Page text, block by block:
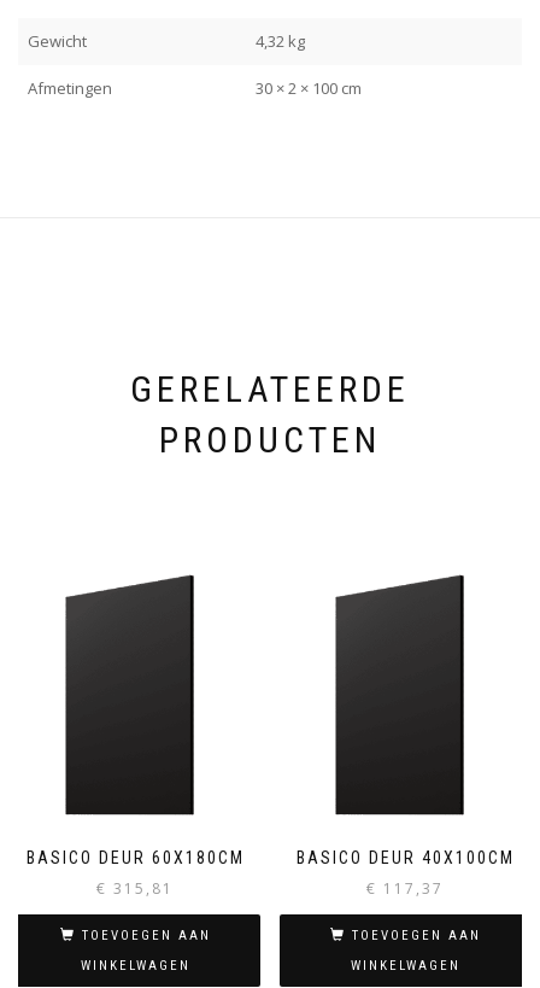
Gewicht 4,32 kg
Afmetingen 30 × 2 × 100 cm
GERELATEERDE
PRODUCTEN
BASICO DEUR 60X180CM
€ 315,81
TOEVOEGEN AAN
WINKELWAGEN
BASICO DEUR 40X100CM
€ 117,37
TOEVOEGEN AAN
WINKELWAGEN